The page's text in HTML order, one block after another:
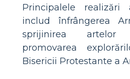
Principalele
includ înfrângerea
sprijinirea
promovarea
Bisericii Protestante a